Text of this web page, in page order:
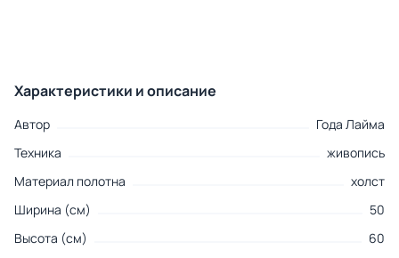
Характеристики и описание
Автор
Года Лайма
Техника
живопись
Материал полотна
холст
Ширина (см)
50
Высота (см)
60